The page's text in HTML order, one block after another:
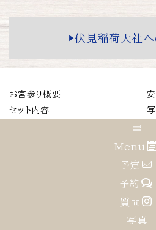
▶️伏見稲荷大社へ
お宮参り概要
セット内容
ア
Menu
予定
予約
質問
写真